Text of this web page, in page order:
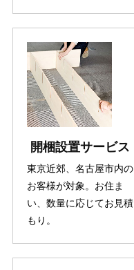
開梱設置サービス
東京近郊、名古屋市内の
お客様が対象。お住ま
い、数量に応じてお見積
もり。